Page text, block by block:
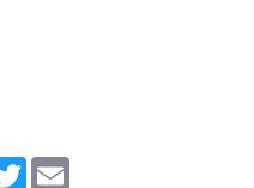
Twitter